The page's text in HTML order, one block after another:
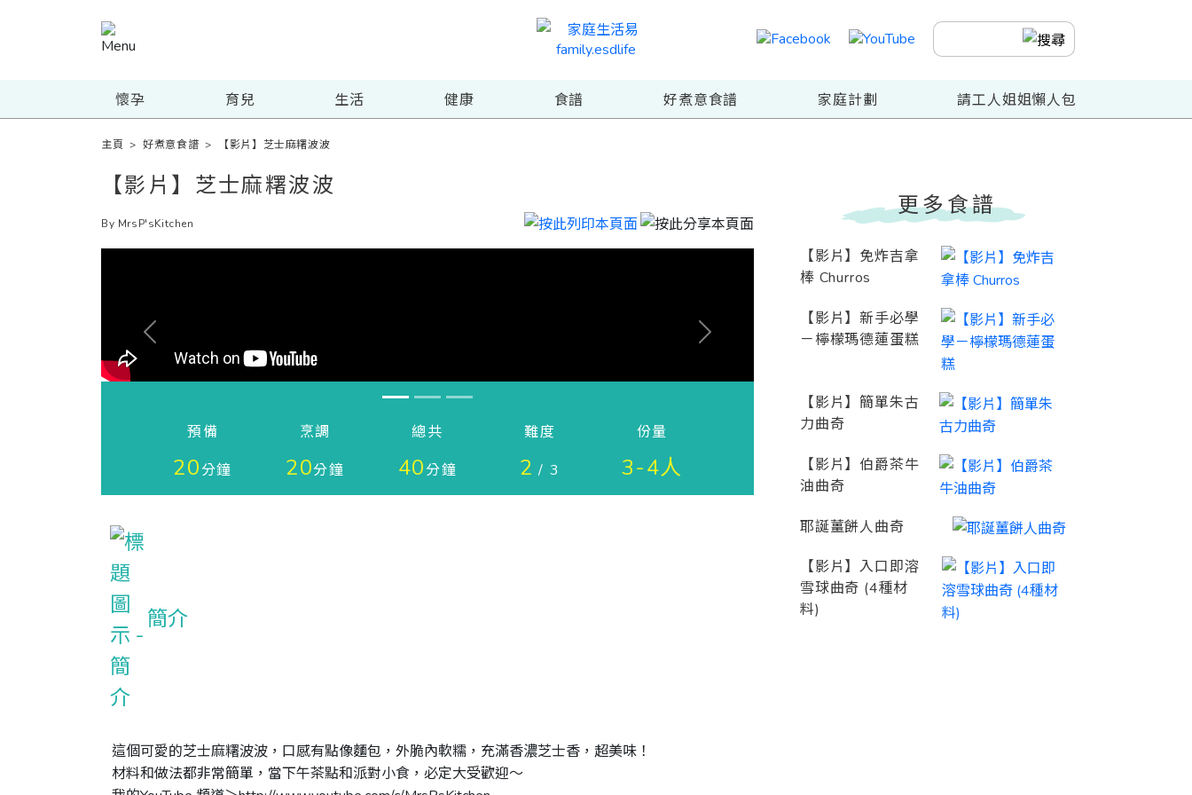
懷孕 育兒 生活 健康 食譜 好煮意食譜 家庭計劃 請工人姐姐懶人包
主頁 >好煮意食譜 > 【影片】芝士麻糬波波
【影片】芝士麻糬波波
By MrsP'sKitchen
Previous Next
預備
20分鐘
烹調
20分鐘
總共
40分鐘
難度
2 / 3
份量
3-4人
簡介
這個可愛的芝士麻糬波波，口感有點像麵包，外脆內軟糯，充滿香濃芝士香，超美味！
材料和做法都非常簡單，當下午茶點和派對小食，必定大受歡迎～
更多食譜
【影片】免炸吉拿
棒 Churros
【影片】新手必學
－檸檬瑪德蓮蛋糕
【影片】簡單朱古
力曲奇
【影片】伯爵茶牛
油曲奇
耶誕薑餅人曲奇
【影片】入口即溶
雪球曲奇 (4種材
料)